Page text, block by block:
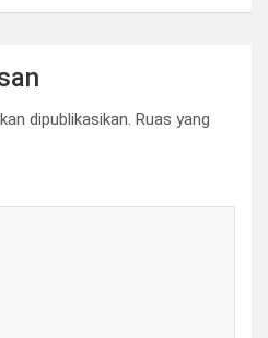
dipublikasikan. Ruas yang